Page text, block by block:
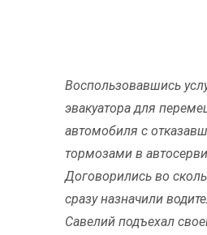
Воспользовавшись
эвакуатора для
автомобиля с
тормозами в
Договорились во
сразу назначили
Савелий подъехал